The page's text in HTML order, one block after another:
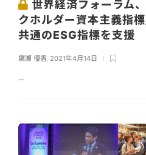
世界経済フォーラム
クホルダー資本主義指
共通のESG指標を支援
廣瀬 優香 2021年4月14日
...